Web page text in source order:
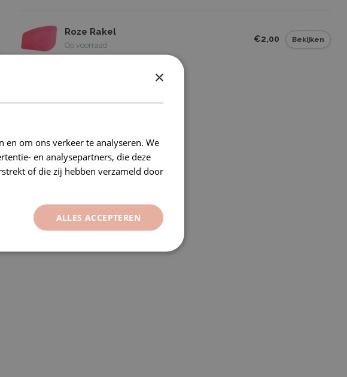
Roze Rakel
Op voorraad
€2,00 Bekijken
×
om ons verkeer te analyseren. We
en analysepartners, die deze
of die zij hebben verzameld door
ALLES ACCEPTEREN